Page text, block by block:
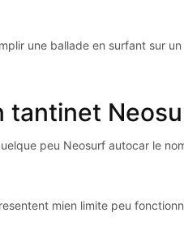
une ballade en surfant sur
tantinet
peu Neosurf autocar le
mien limite peu